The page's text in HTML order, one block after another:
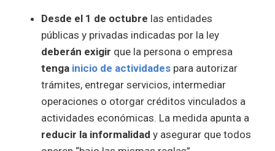
Desde el 1 de octubre las entidades
públicas y privadas indicadas por la ley
deberán exigir que la persona o empresa
tenga inicio de actividadespara autorizar
trámites, entregar servicios, intermediar
operaciones o otorgar créditos vinculados a
actividades económicas. La medida apunta a
reducir la informalidad y asegurar que todos